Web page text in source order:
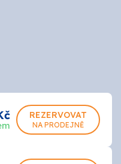
REZERVOVAT
NA PRODEJNĚ